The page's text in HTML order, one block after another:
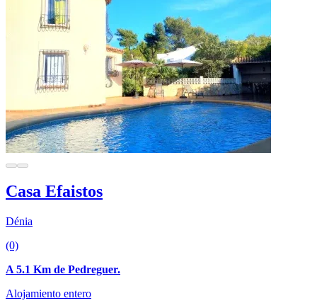
Casa Efaistos
Dénia
(0)
A 5.1 Km de Pedreguer.
Alojamiento entero